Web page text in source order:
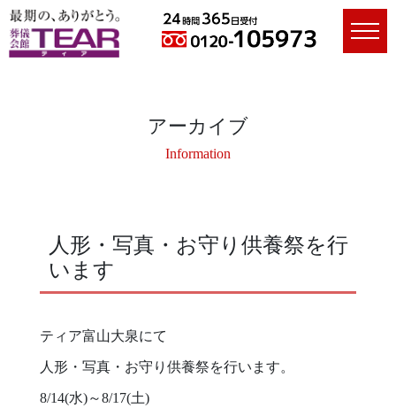
アーカイブ
Information
人形・写真・お守り供養祭を行
います
ティア富山大泉にて
人形・写真・お守り供養祭を行います。
8/14(水)～8/17(土)